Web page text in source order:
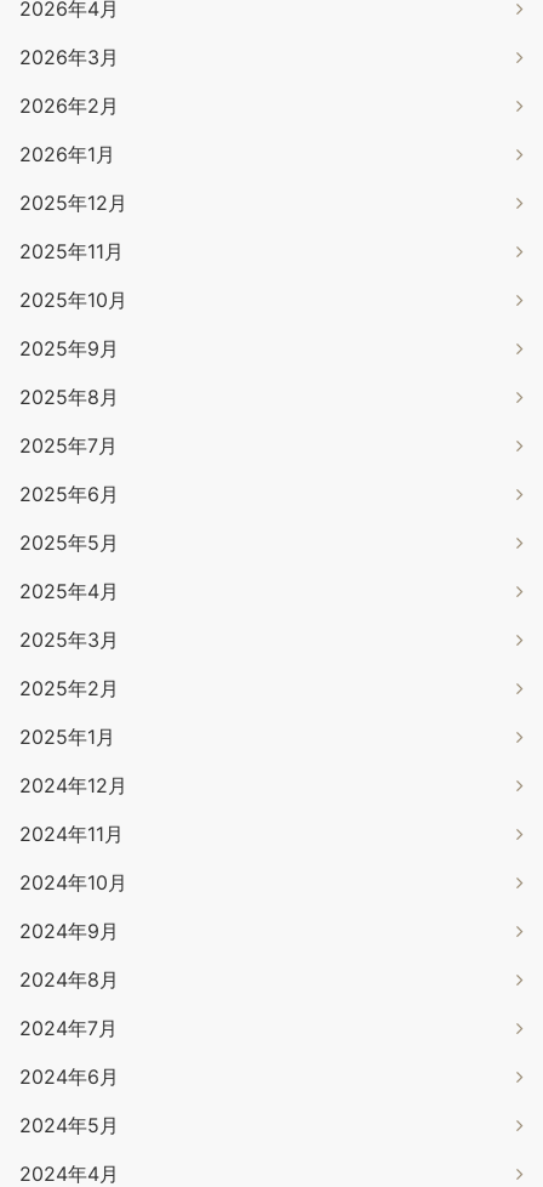
2026年4月
2026年3月
2026年2月
2026年1月
2025年12月
2025年11月
2025年10月
2025年9月
2025年8月
2025年7月
2025年6月
2025年5月
2025年4月
2025年3月
2025年2月
2025年1月
2024年12月
2024年11月
2024年10月
2024年9月
2024年8月
2024年7月
2024年6月
2024年5月
2024年4月